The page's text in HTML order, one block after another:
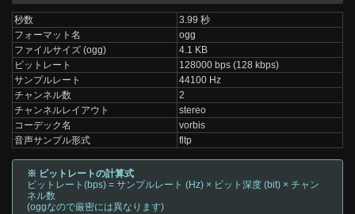
秒数
3.99 秒
フォーマット名
ogg
ファイルサイズ (ogg)
4.1 KB
ビットレート
128000 bps (128 kbps)
サンプルレート
44100 Hz
チャンネル数
2
チャンネルレイアウト
stereo
コーデック名
vorbis
音声サンプル形式
fltp
※ ビットレートの計算式
ビットレート(bps) = サンプルレート (Hz) × ビット深度 (bit) × チャン
ネル数
(oggなので厳密には異なります)